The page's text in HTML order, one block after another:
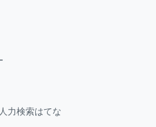
人力検索はてな